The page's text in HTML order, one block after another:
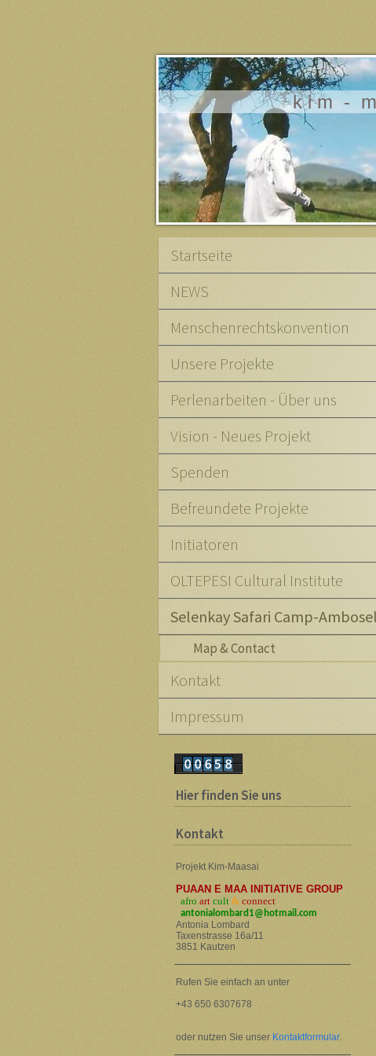
k i m -
Startseite
NEWS
Menschenrechtskonvention
Unsere Projekte
Perlenarbeiten - Über uns
Vision - Neues Projekt
Spenden
Befreundete Projekte
Initiatoren
OLTEPESI Cultural Institute
Selenkay Safari Camp-
Map & Contact
Kontakt
Impressum
Hier finden Sie uns
Kontakt
Projekt Kim-Maasai
PUAAN E MAA INITIATIVE GROUP
afro art cult & connect
antonialombard1@hotmail.com
Antonia Lombard
Taxenstrasse 16a/11
3851 Kautzen
Rufen Sie einfach an unter
+43 650 6307678
oder nutzen Sie unser Kontaktformular.